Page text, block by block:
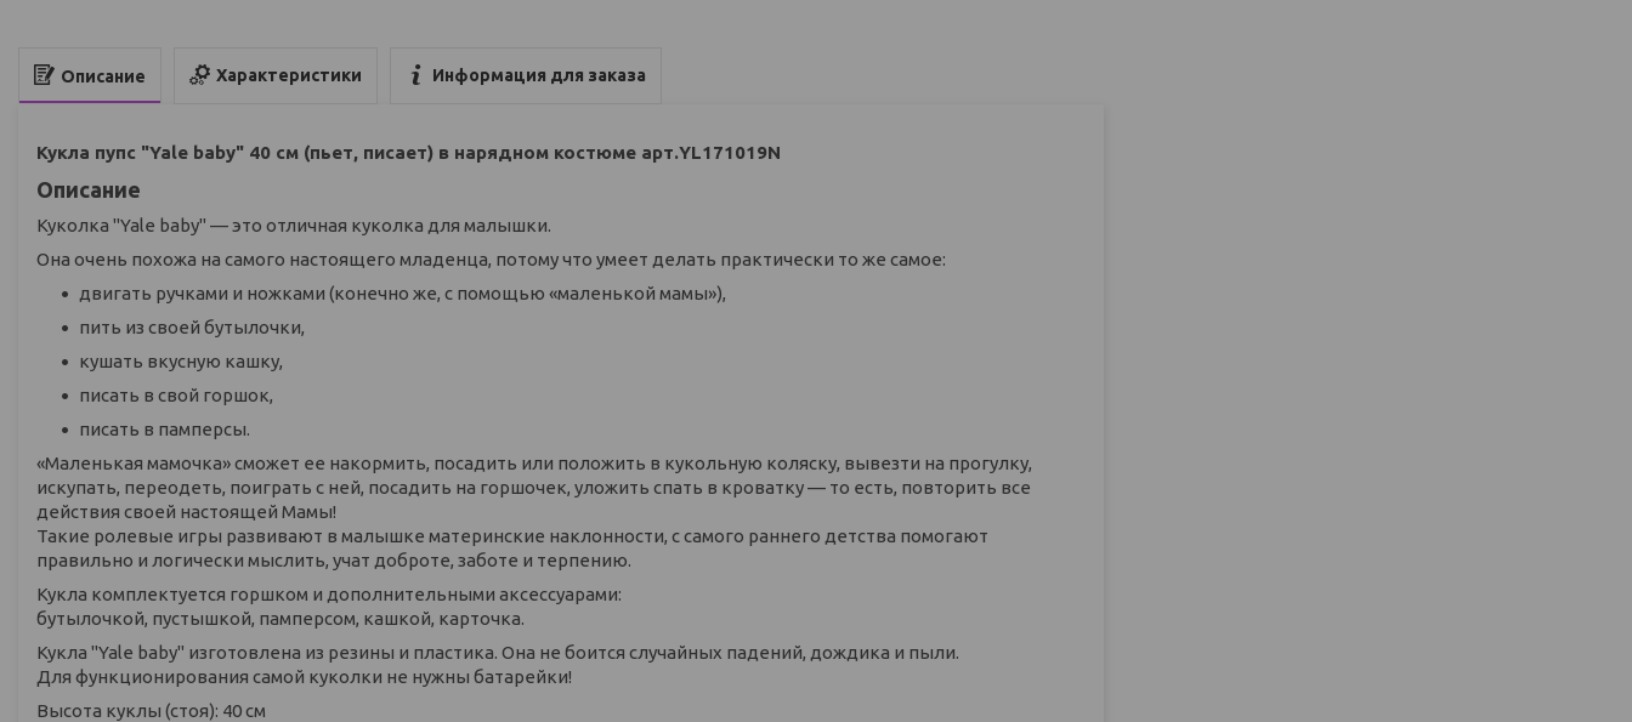
Описание Характеристики Информация для заказа
Кукла пупс "Yale baby" 40 cм (пьет, писает) в нарядном костюме арт.YL171019N
Описание
Куколка "Yale baby" — это отличная куколка для малышки.
Она очень похожа на самого настоящего младенца, потому что умеет делать практически то же самое:
двигать ручками и ножками (конечно же, с помощью «маленькой мамы»),
пить из своей бутылочки,
кушать вкусную кашку,
писать в свой горшок,
писать в памперсы.
«Маленькая мамочка» сможет ее накормить, посадить или положить в кукольную коляску, вывезти на прогулку,
искупать, переодеть, поиграть с ней, посадить на горшочек, уложить спать в кроватку — то есть, повторить все
действия своей настоящей Мамы!
Такие ролевые игры развивают в малышке материнские наклонности, с самого раннего детства помогают
правильно и логически мыслить, учат доброте, заботе и терпению.
Кукла комплектуется горшком и дополнительными аксессуарами:
бутылочкой, пустышкой, памперсом, кашкой, карточка.
Кукла "Yale baby" изготовлена из резины и пластика. Она не боится случайных падений, дождика и пыли.
Для функционирования самой куколки не нужны батарейки!
Высота куклы (стоя): 40 см